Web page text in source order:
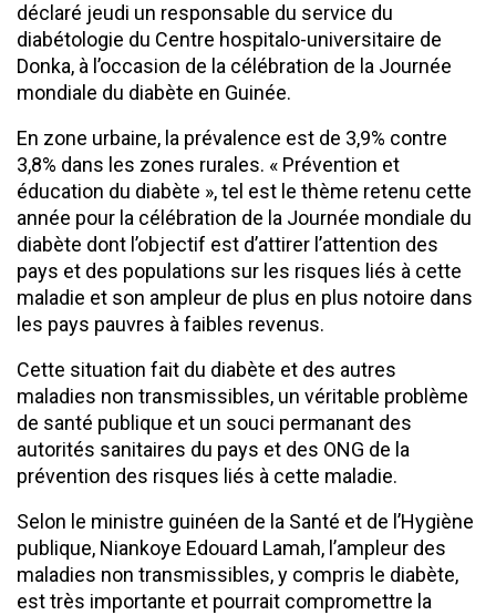
déclaré jeudi un responsable du service du
diabétologie du Centre hospitalo-universitaire de
Donka, à l’occasion de la célébration de la Journée
mondiale du diabète en Guinée.
En zone urbaine, la prévalence est de 3,9% contre
3,8% dans les zones rurales. « Prévention et
éducation du diabète », tel est le thème retenu cette
année pour la célébration de la Journée mondiale du
diabète dont l’objectif est d’attirer l’attention des
pays et des populations sur les risques liés à cette
maladie et son ampleur de plus en plus notoire dans
les pays pauvres à faibles revenus.
Cette situation fait du diabète et des autres
maladies non transmissibles, un véritable problème
de santé publique et un souci permanant des
autorités sanitaires du pays et des ONG de la
prévention des risques liés à cette maladie.
Selon le ministre guinéen de la Santé et de l’Hygiène
publique, Niankoye Edouard Lamah, l’ampleur des
maladies non transmissibles, y compris le diabète,
est très importante et pourrait compromettre la